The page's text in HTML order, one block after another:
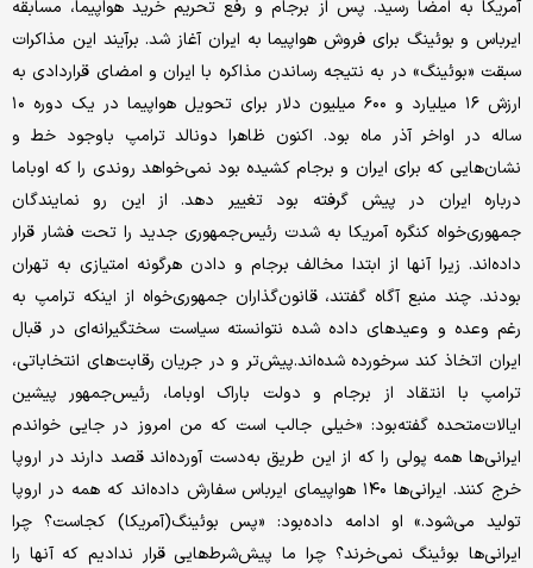
آمریکا به امضا رسید. پس از برجام و رفع تحریم خرید هواپیما، مسابقه
ایرباس و بوئینگ برای فروش هواپیما به ایران آغاز شد. برآیند این مذاکرات
سبقت «بوئینگ» در به نتیجه رساندن مذاکره با ایران و امضای قراردادی به
ارزش ۱۶ میلیارد و ۶۰۰ میلیون دلار برای تحویل هواپیما در یک دوره ۱۰
ساله در اواخر آذر ماه بود. اکنون ظاهرا دونالد ترامپ باوجود خط و
نشان‌هایی که برای ایران و برجام کشیده بود نمی‌خواهد روندی را که اوباما
درباره ایران در پیش گرفته بود تغییر دهد. از این رو نمایندگان
جمهوری‌خواه کنگره آمریکا به شدت رئیس‌جمهوری جدید را تحت فشار قرار
داده‌اند. زیرا آنها از ابتدا مخالف برجام و دادن هرگونه امتیازی به تهران
بودند. چند منبع آگاه گفتند، قانون‌گذاران جمهوری‌خواه از اینکه ترامپ به
رغم وعده و وعیدهای داده شده نتوانسته سیاست سختگیرانه‌ای در قبال
ایران اتخاذ کند سرخورده شده‌اند.پیش‌تر و در جریان رقابت‌های انتخاباتی،
ترامپ با انتقاد از برجام و دولت باراک اوباما، رئیس‌جمهور پیشین
ایالات‌متحده گفته‌بود: «خیلی جالب است که من امروز در جایی خواندم
ایرانی‌ها همه پولی را که از این طریق به‌دست آورده‌اند قصد دارند در اروپا
خرج کنند. ایرانی‌ها ۱۴۰ هواپیمای ایرباس سفارش داده‌اند که همه در اروپا
تولید می‌شود.» او ادامه داده‌بود: «پس بوئینگ(آمریکا) کجاست؟ چرا
ایرانی‌ها بوئینگ نمی‌خرند؟ چرا ما پیش‌شرط‌هایی قرار ندادیم که آنها را